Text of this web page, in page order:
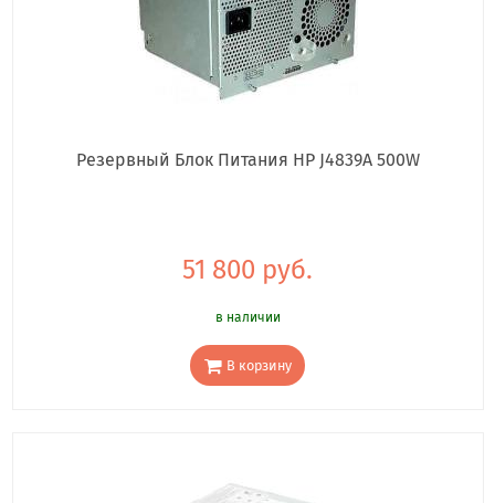
Резервный Блок Питания HP J4839A 500W
51 800 руб.
в наличии
В корзину